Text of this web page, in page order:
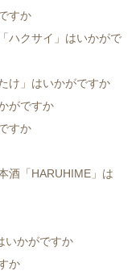
すか
ハクサイ」はいかがで
け」はいかがですか
がですか
すか
酒「HARUHIME」は
いかがですか
か